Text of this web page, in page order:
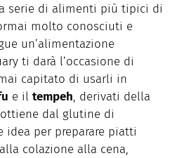
serie di alimenti più tipici di
molto conosciuti e
un’alimentazione
ti darà l’occasione di
capitato di usarli in
e il tempeh, derivati della
dal glutine di
idea per preparare piatti
colazione alla cena,